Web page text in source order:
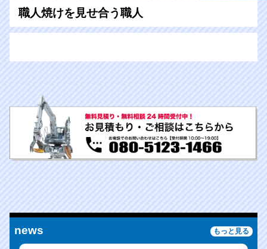
職人焼けを見せ合う職人
news もっと見る